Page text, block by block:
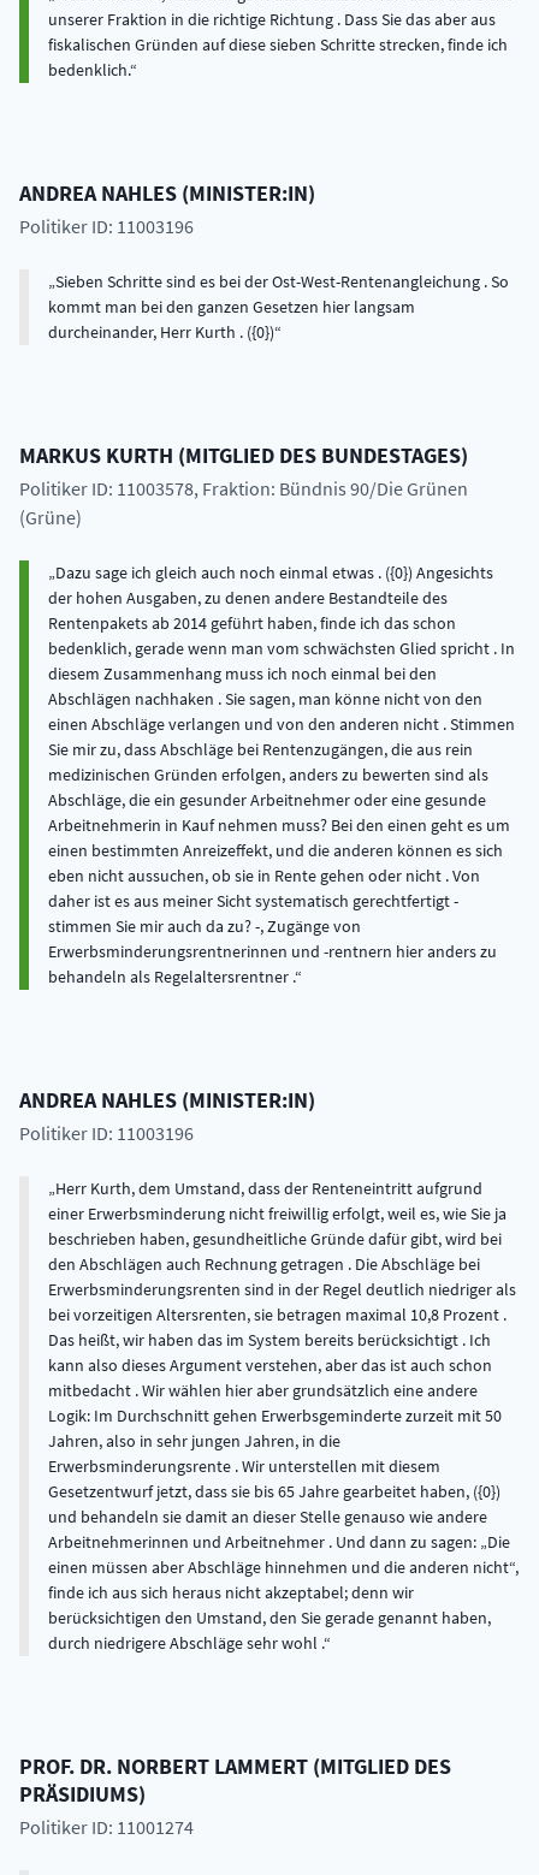
unserer Fraktion in die richtige Richtung . Dass Sie das aber aus
fiskalischen Gründen auf diese sieben Schritte strecken, finde ich
bedenklich.
ANDREA NAHLES (MINISTER:IN)
Politiker ID: 11003196
Sieben Schritte sind es bei der Ost-West-Rentenangleichung . So
kommt man bei den ganzen Gesetzen hier langsam
durcheinander, Herr Kurth . ({0})
MARKUS KURTH (MITGLIED DES BUNDESTAGES)
Politiker ID: 11003578, Fraktion: Bündnis 90/Die Grünen
(Grüne)
Dazu sage ich gleich auch noch einmal etwas . ({0}) Angesichts
der hohen Ausgaben, zu denen andere Bestandteile des
Rentenpakets ab 2014 geführt haben, finde ich das schon
bedenklich, gerade wenn man vom schwächsten Glied spricht . In
diesem Zusammenhang muss ich noch einmal bei den
Abschlägen nachhaken . Sie sagen, man könne nicht von den
einen Abschläge verlangen und von den anderen nicht . Stimmen
Sie mir zu, dass Abschläge bei Rentenzugängen, die aus rein
medizinischen Gründen erfolgen, anders zu bewerten sind als
Abschläge, die ein gesunder Arbeitnehmer oder eine gesunde
Arbeitnehmerin in Kauf nehmen muss? Bei den einen geht es um
einen bestimmten Anreizeffekt, und die anderen können es sich
eben nicht aussuchen, ob sie in Rente gehen oder nicht . Von
daher ist es aus meiner Sicht systematisch gerechtfertigt -
stimmen Sie mir auch da zu? -, Zugänge von
Erwerbsminderungsrentnerinnen und -rentnern hier anders zu
behandeln als Regelaltersrentner .
ANDREA NAHLES (MINISTER:IN)
Politiker ID: 11003196
Herr Kurth, dem Umstand, dass der Renteneintritt aufgrund
einer Erwerbsminderung nicht freiwillig erfolgt, weil es, wie Sie ja
beschrieben haben, gesundheitliche Gründe dafür gibt, wird bei
den Abschlägen auch Rechnung getragen . Die Abschläge bei
Erwerbsminderungsrenten sind in der Regel deutlich niedriger als
bei vorzeitigen Altersrenten, sie betragen maximal 10,8 Prozent .
Das heißt, wir haben das im System bereits berücksichtigt . Ich
kann also dieses Argument verstehen, aber das ist auch schon
mitbedacht . Wir wählen hier aber grundsätzlich eine andere
Logik: Im Durchschnitt gehen Erwerbsgeminderte zurzeit mit 50
Jahren, also in sehr jungen Jahren, in die
Erwerbsminderungsrente . Wir unterstellen mit diesem
Gesetzentwurf jetzt, dass sie bis 65 Jahre gearbeitet haben, ({0})
und behandeln sie damit an dieser Stelle genauso wie andere
Arbeitnehmerinnen und Arbeitnehmer . Und dann zu sagen: „Die
einen müssen aber Abschläge hinnehmen und die anderen nicht“,
finde ich aus sich heraus nicht akzeptabel; denn wir
berücksichtigen den Umstand, den Sie gerade genannt haben,
durch niedrigere Abschläge sehr wohl .
PROF. DR. NORBERT LAMMERT (MITGLIED DES
PRÄSIDIUMS)
Politiker ID: 11001274